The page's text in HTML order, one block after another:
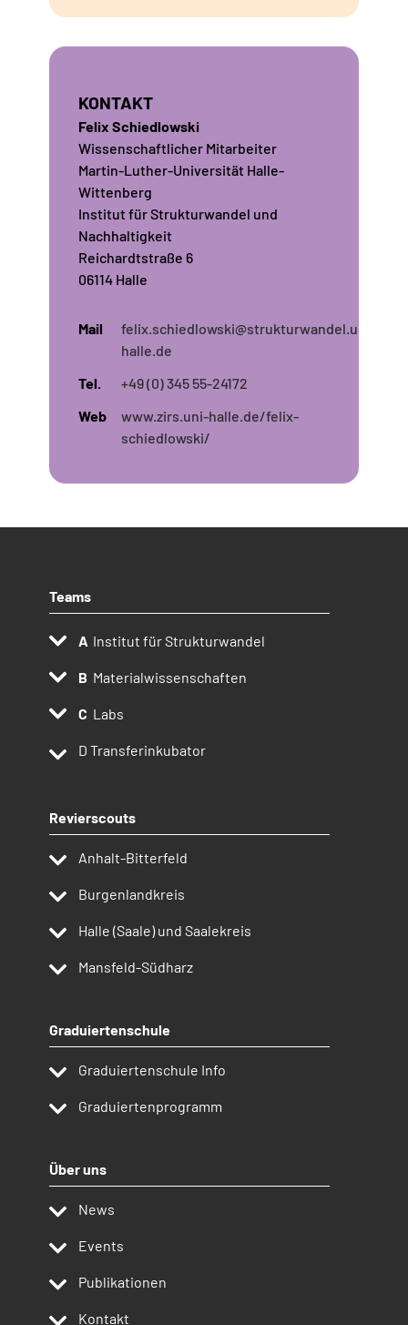
KONTAKT
Felix Schiedlowski
Wissenschaftlicher Mitarbeiter
Martin-Luther-Universität Halle-
Wittenberg
Institut für Strukturwandel und
Nachhaltigkeit
Reichardtstraße 6
06114 Halle
Mail
felix.schiedlowski@strukturwandel.uni-
halle.de
Tel.
+49 (0) 345 55-24172
Web
www.zirs.uni-halle.de/felix-
schiedlowski/
Teams
Institut für Strukturwandel
Materialwissenschaften
Labs
D Transferinkubator
Revierscouts
Anhalt-Bitterfeld
Burgenlandkreis
Halle (Saale) und Saalekreis
Mansfeld-Südharz
Graduiertenschule
Graduiertenschule Info
Graduiertenprogramm
Über uns
News
Events
Publikationen
Kontakt